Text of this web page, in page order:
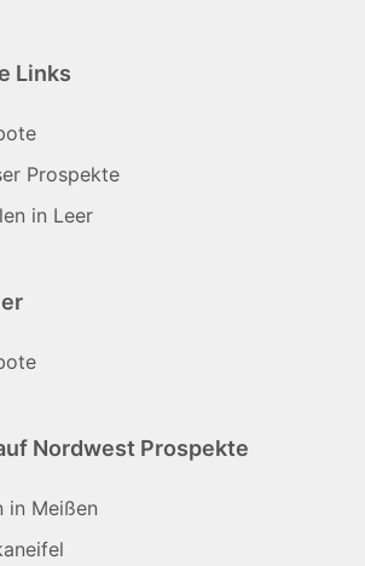
Links
Prospekte
in Leer
Nordwest Prospekte
in Meißen